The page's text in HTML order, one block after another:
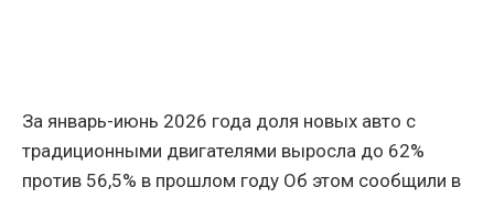
За январь-июнь 2026 года доля новых авто с
традиционными двигателями выросла до 62%
против 56,5% в прошлом году Об этом сообщили в